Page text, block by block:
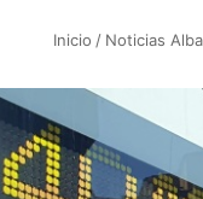
Inicio / Noticias